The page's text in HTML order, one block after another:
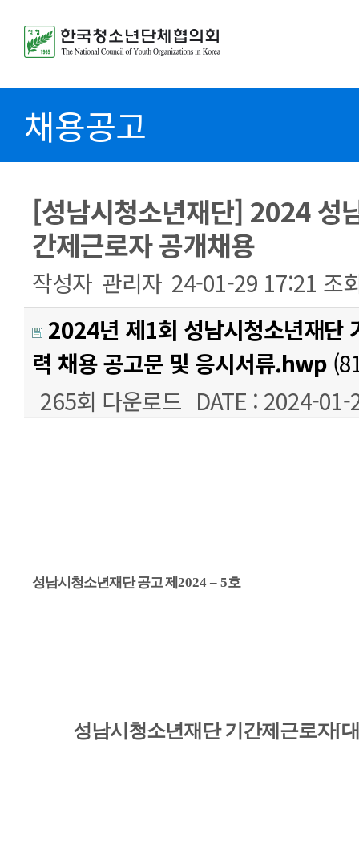
채용공고
[성남시청소년재단] 2024 성
간제근로자 공개채용
작성자 관리자 24-01-29 17:21 조
2024년 제1회 성남시청소년재단
력 채용 공고문 및 응시서류.hwp
265회 다운로드 DATE : 2024-
성남시청소년재단 공고 제 2024 – 5호
성남시청소년재단 기간제근로자[